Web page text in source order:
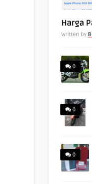
Harga
Written by
0
0
0